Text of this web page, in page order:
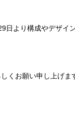
日より構成やデザイ
くお願い申し上げま